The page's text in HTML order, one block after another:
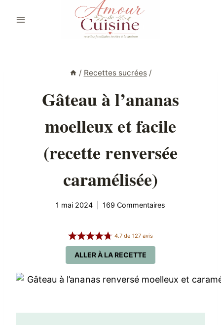
/ Recettes sucrées /
Gâteau à l’ananas
moelleux et facile
(recette renversée
caramélisée)
1 mai 2024 169 Commentaires
ALLER À LA RECETTE
4.7 de127 avis